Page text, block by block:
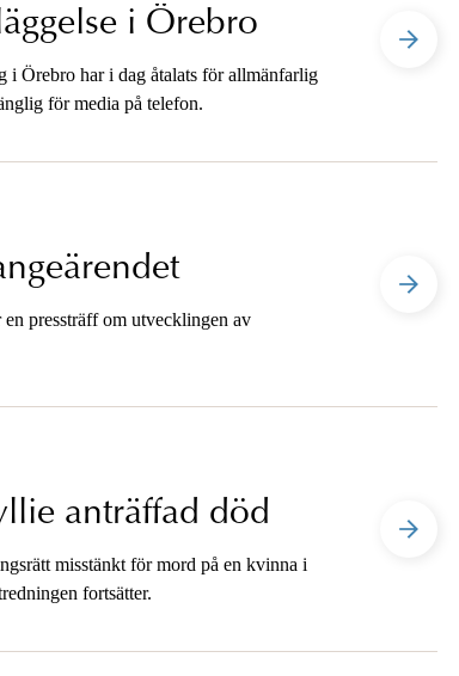
i Örebro
i Örebro har i dag åtalats för allmänfarlig
för media på telefon.
pressträff om utvecklingen av
anträffad död
misstänkt för mord på en kvinna i
fortsätter.